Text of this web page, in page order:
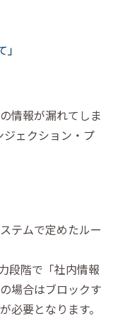
情報が漏れてしま
ェクション・プ
テムで定めたルー
段階で「社内情報
場合はブロックす
必要となります。